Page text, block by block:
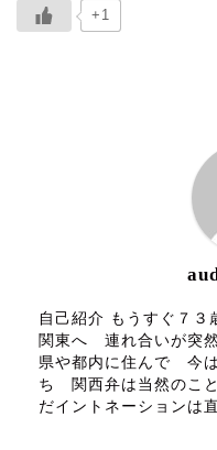
+1
自己紹介 もうすぐ７
関東へ 連れ合いが突
県や都内に住んで 今
ち 関西弁は当然のこ
だイントネーションは